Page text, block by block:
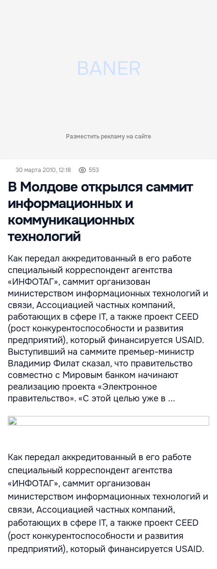
Разместить рекламу на сайте
30 марта 2010, 12:18 553
В Молдове открылся саммит
информационных и
коммуникационных
технологий
Как передал аккредитованный в его работе
специальный корреспондент агентства
«ИНФОТАГ», саммит организован
министерством информационных технологий и
связи, Ассоциацией частных компаний,
работающих в сфере IT, а также проект CEED
(рост конкурентоспособности и развития
предприятий), который финансируется USAID.
Выступивший на саммите премьер-министр
Владимир Филат сказал, что правительство
совместно с Мировым банком начинают
реализацию проекта «Электронное
правительство». «С этой целью уже в ...
Как передал аккредитованный в его работе
специальный корреспондент агентства
«ИНФОТАГ», саммит организован
министерством информационных технологий и
связи, Ассоциацией частных компаний,
работающих в сфере IT, а также проект CEED
(рост конкурентоспособности и развития
предприятий), который финансируется USAID.